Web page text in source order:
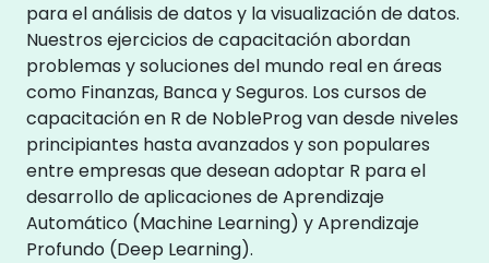
para el análisis de datos y la visualización de datos.
Nuestros ejercicios de capacitación abordan
problemas y soluciones del mundo real en áreas
como Finanzas, Banca y Seguros. Los cursos de
capacitación en R de NobleProg van desde niveles
principiantes hasta avanzados y son populares
entre empresas que desean adoptar R para el
desarrollo de aplicaciones de Aprendizaje
Automático (Machine Learning) y Aprendizaje
Profundo (Deep Learning).